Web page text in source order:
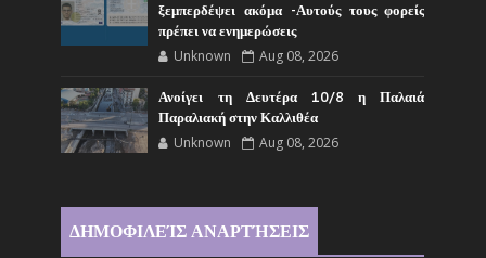
ξεμπερδέψει ακόμα -Αυτούς τους φορείς
πρέπει να ενημερώσεις
Unknown Aug 08, 2026
Ανοίγει τη Δευτέρα 10/8 η Παλαιά
Παραλιακή στην Καλλιθέα
Unknown Aug 08, 2026
ΔΗΜΟΦΙΛΕΊΣ ΑΝΑΡΤΉΣΕΙΣ